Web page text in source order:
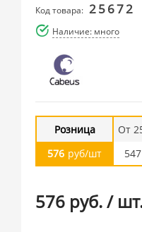
Код товара: 25672
Наличие: много
Розница
576 руб/шт
От
547
576 руб./